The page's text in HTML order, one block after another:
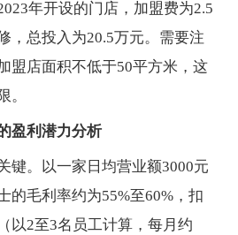
年开设的门店，加盟费为2.5
，总投入为20.5万元。需要注
盟店面积不低于50平方米，这
。
盈利潜力分析
。以一家日均营业额3000元
的毛利率约为55%至60%，扣
以2至3名员工计算，每月约